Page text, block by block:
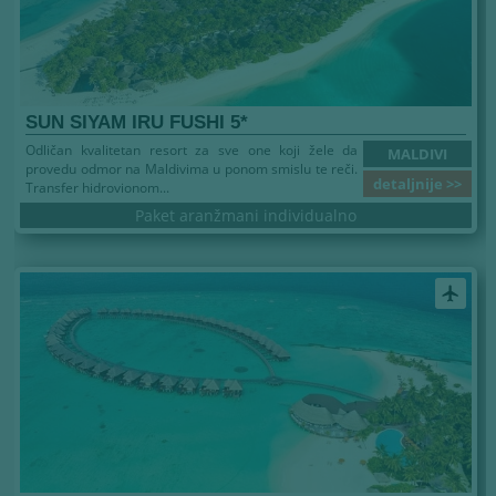
SUN SIYAM IRU FUSHI 5*
MALDIVI
detaljnije >>
Odličan kvalitetan resort za sve one koji žele da
provedu odmor na Maldivima u ponom smislu te reči.
Transfer hidrovionom...
Paket aranžmani individualno
airplanemode_active